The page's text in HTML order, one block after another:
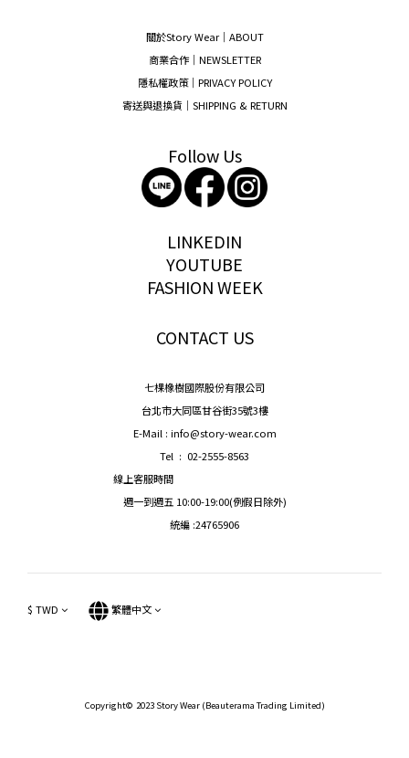
關於Story Wear｜ABOUT
商業合作｜NEWSLETTER
隱私權政策｜PRIVACY POLICY
寄送與退換貨｜SHIPPING & RETURN
Follow Us
LINKEDIN
YOUTUBE
FASHION WEEK
CONTACT US
七棵橡樹國際股份有限公司
台北市大同區甘谷街35號3樓
E-Mail : info@story-wear.com
Tel : 02-2555-8563
線上客服時間
週一到週五 10:00-19:00(例假日除外)
統編 :24765906
$ TWD 繁體中文
Copyright© 2023 Story Wear (Beauterama Trading Limited)